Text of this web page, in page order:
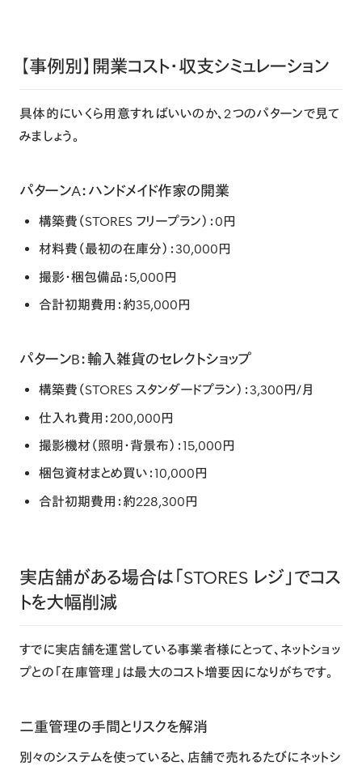
【事例別】開業コスト・収支シミュレーション
具体的にいくら用意すればいいのか、2つのパターンで見て
みましょう。
パターンA：ハンドメイド作家の開業
構築費（STORES フリープラン） ：0円
材料費（最初の在庫分） ：30,000円
撮影・梱包備品 ：5,000円
合計初期費用 ： 約35,000円
パターンB：輸入雑貨のセレクトショップ
構築費（STORES スタンダードプラン） ：3,300円/月
仕入れ費用 ：200,000円
撮影機材（照明・背景布） ：15,000円
梱包資材まとめ買い ：10,000円
合計初期費用 ： 約228,300円
実店舗がある場合は「STORES レジ」でコス
トを大幅削減
すでに実店舗を運営している事業者様にとって、 ネットショッ
プとの「在庫管理」 は最大のコスト増要因になりがちです。
二重管理の手間とリスクを解消
別々のシステムを使っていると、店舗で売れるたびにネットシ